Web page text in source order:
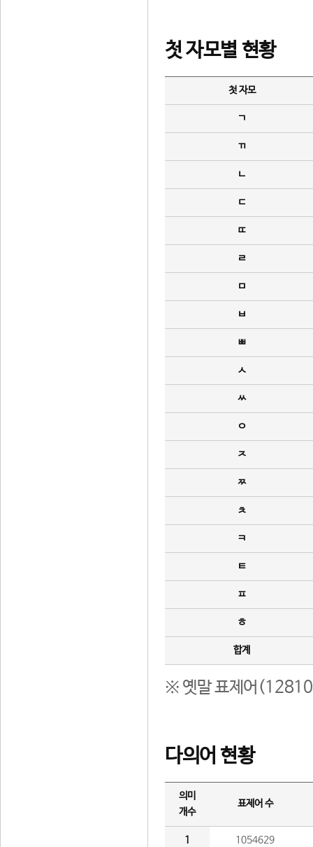
첫 자모별 현황
첫 자모
ㄱ
ㄲ
ㄴ
ㄷ
ㄸ
ㄹ
ㅁ
ㅂ
ㅃ
ㅅ
ㅆ
ㅇ
ㅈ
ㅉ
ㅊ
ㅋ
ㅌ
ㅍ
ㅎ
합계
※ 옛말 표제어(12810
다의어 현황
의미
개수
표제어 수
1 1054629